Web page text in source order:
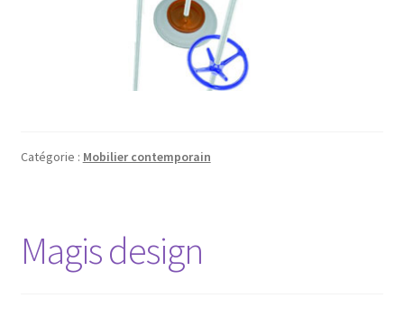
Catégorie : Mobilier contemporain
Magis design